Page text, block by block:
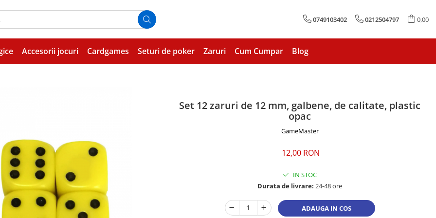
0749103402 0212504797 0,00
Accesorii jocuri Cardgames Seturi de poker Zaruri Cum Cumpar Blog
Set 12 zaruri de 12 mm, galbene, de calitate, plastic
opac
GameMaster
12,00 RON
IN STOC
Durata de livrare: 24-48 ore
ADAUGA IN COS